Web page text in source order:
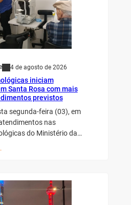
4 de agosto de 2026
iniciam
Santa Rosa com mais
previstos
segunda-feira (03), em
nas
do Ministério da…